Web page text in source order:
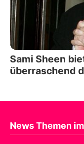
Sami Sheen
überraschend
News Themen